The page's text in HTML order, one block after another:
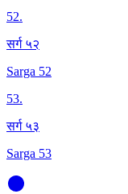
52.
सर्ग ५२
Sarga 52
53.
सर्ग ५३
Sarga 53